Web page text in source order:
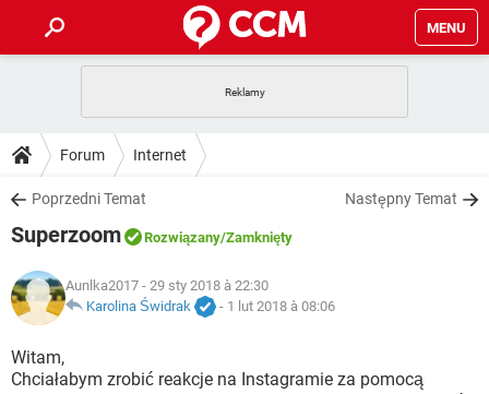
MENU
GRY
SPOTIFY
INSTAGRAM FACEBOOK
WINDOWS 10
PORADY
PlayStation
INSTAGRAM FACEBOOK
WINDOWS 10
DO POBRANIA
ANDROID TIKTOK
GRY
IOS NETFLIX
INSTAGRAM
WINDOWS 10
FORUM
COVID-19 TIKTOK
GRY
SPOTIFY
ARTYKUŁY
COVID-19
GRY WHATSAPP
Forum Internet
Poprzedni Temat Następny Temat
Superzoom Rozwiązany/Zamknięty
Aunlka2017 - 29 sty 2018 à 22:30
Karolina Świdrak
- 1 lut 2018 à 08:06
Witam,
Chciałabym zrobić reakcje na Instagramie za pomocą